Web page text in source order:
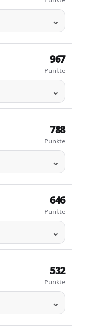
967
Punkte
788
Punkte
646
Punkte
532
Punkte